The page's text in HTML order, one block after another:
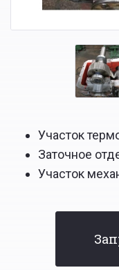
Участок
Заточное
Участок